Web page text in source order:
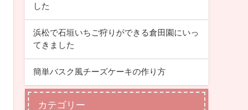
した
浜松で石垣いちご狩りができる倉田園にいっ
てきました
簡単バスク風チーズケーキの作り方
カテゴリー